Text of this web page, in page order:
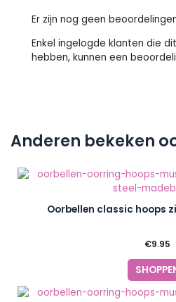
Er zijn nog geen
Enkel ingelogde klanten die
hebben, kunnen een
Anderen bekeken
Oorbellen classic hoops
€9.95